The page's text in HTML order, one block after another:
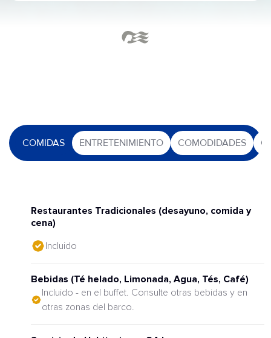
COMIDAS ENTRETENIMIENTO COMODIDADES
Restaurantes Tradicionales (desayuno, comida y
cena)
Incluido
Bebidas (Té helado, Limonada, Agua, Tés, Café)
Incluido - en el buffet. Consulte otras bebidas y en
otras zonas del barco.